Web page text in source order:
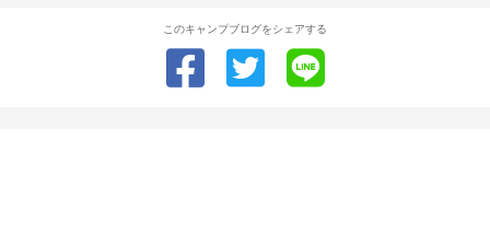
このキャンプブログをシェアする